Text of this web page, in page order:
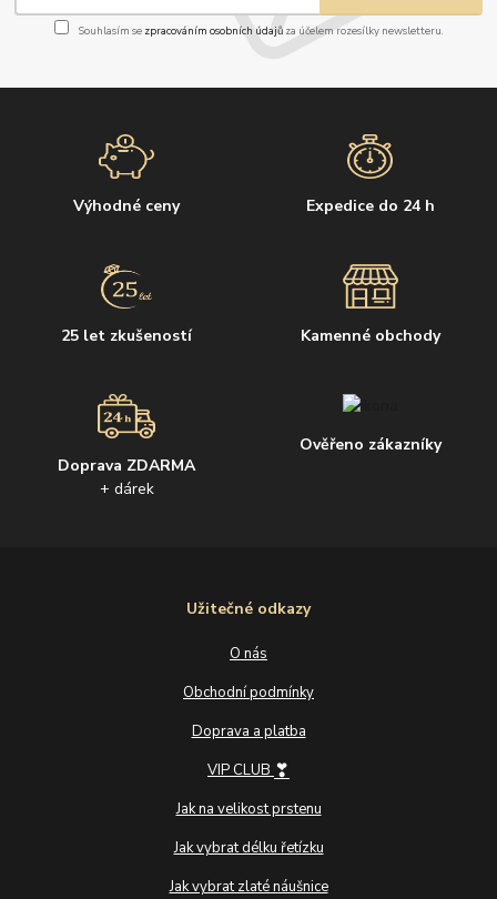
Souhlasím se zpracováním osobních údajůza účelem rozesílky newsletteru.
Výhodné ceny Expedice do 24 h
25 let zkušeností Kamenné obchody
Doprava ZDARMA
+ dárek
Ověřeno zákazníky
Užitečné odkazy
O nás
Obchodní podmínky
Doprava a platba
VIP CLUB ❣
Jak na velikost prstenu
Jak vybrat délku řetízku
Jak vybrat zlaté náušnice